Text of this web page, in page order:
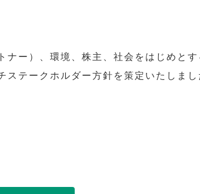
ー）、環境、株主、社会をはじめとす
テークホルダー方針を策定いたしまし